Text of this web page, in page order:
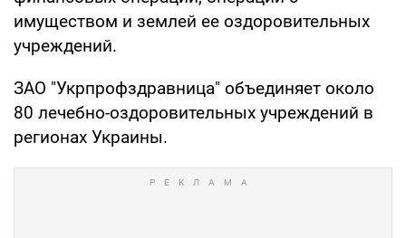
имуществом и землей ее оздоровительных
учреждений.
ЗАО "Укрпрофздравница" объединяет около
80 лечебно-оздоровительных учреждений в
регионах Украины.